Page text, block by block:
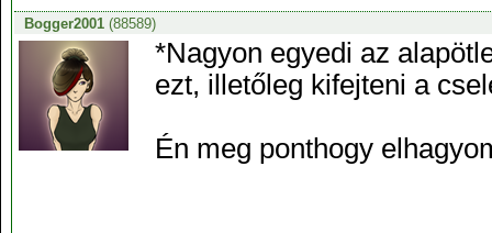
Bogger2001(88589)
*Nagyon egyedi az
ezt, illetőleg kifejteni a
Én meg ponthogy